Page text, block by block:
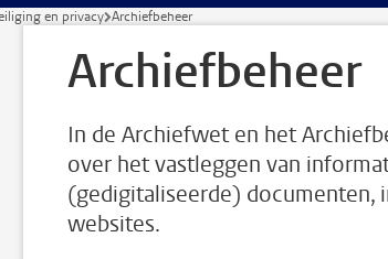
en privacy Archiefbeheer
Archiefbeheer
In de Archiefwet en het
over het vastleggen van
(gedigitaliseerde) documenten,
websites.